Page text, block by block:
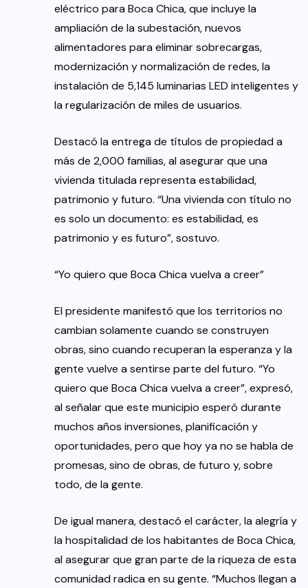
eléctrico para Boca Chica, que incluye la
ampliación de la subestación, nuevos
alimentadores para eliminar sobrecargas,
modernización y normalización de redes, la
instalación de 5,145 luminarias LED inteligentes y
la regularización de miles de usuarios.
Destacó la entrega de títulos de propiedad a
más de 2,000 familias, al asegurar que una
vivienda titulada representa estabilidad,
patrimonio y futuro. “Una vivienda con título no
es solo un documento: es estabilidad, es
patrimonio y es futuro”, sostuvo.
“Yo quiero que Boca Chica vuelva a creer”
El presidente manifestó que los territorios no
cambian solamente cuando se construyen
obras, sino cuando recuperan la esperanza y la
gente vuelve a sentirse parte del futuro. “Yo
quiero que Boca Chica vuelva a creer”, expresó,
al señalar que este municipio esperó durante
muchos años inversiones, planificación y
oportunidades, pero que hoy ya no se habla de
promesas, sino de obras, de futuro y, sobre
todo, de la gente.
De igual manera, destacó el carácter, la alegría y
la hospitalidad de los habitantes de Boca Chica,
al asegurar que gran parte de la riqueza de esta
comunidad radica en su gente. “Muchos llegan a